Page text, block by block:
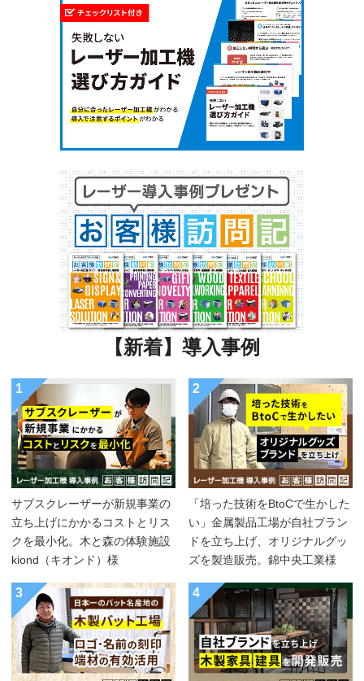
【新着】導入事例
1
サブスクレーザーが新規事業の
立ち上げにかかるコストとリス
クを最小化。木と森の体験施設
kiond（キオンド）様
2
「培った技術をBtoCで生かした
い」金属製品工場が自社ブラン
ドを立ち上げ、オリジナルグッ
ズを製造販売。錦中央工業様
3 4